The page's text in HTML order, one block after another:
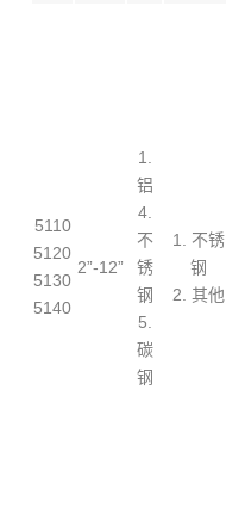
5110
5120
5130
5140
2”-12”
1.
铝
4.
不
锈
钢
5.
碳
钢
1. 不锈
钢
2. 其他